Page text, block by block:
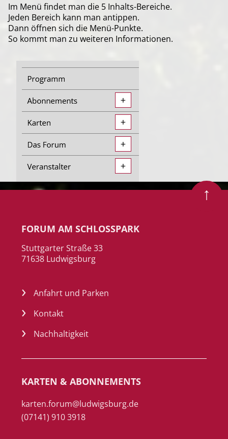
Im Menü findet man die 5 Inhalts-Bereiche.
Jeden Bereich kann man antippen.
Dann öffnen sich die Menü-Punkte.
So kommt man zu weiteren Informationen.
FORUM AM SCHLOSSPARK
Stuttgarter Straße 33
71638 Ludwigsburg
Anfahrt und Parken
Kontakt
Nachhaltigkeit
KARTEN & ABONNEMENTS
karten.forum@ludwigsburg.de
(07141) 910 3918